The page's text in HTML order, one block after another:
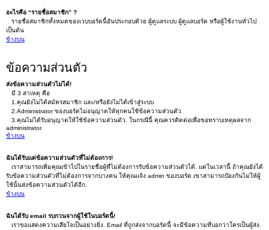
อะไรคือ “รายชื่อสมาชิก” ?
รายชื่อสมาชิกทั้งหมดของเวบบอร์ดนี้อันประกอบด้วย ผู้ดูแลระบบ ผู้ดูแลบอร์ด หรือผู้ใช้งานทั่วไป
เป็นต้น
ข้างบน
ข้อความส่วนตัว
ส่งข้อความส่วนตัวไม่ได้!
มี 3 สาเหตุ คือ
1.คุณยังไม่ได้สมัครสมาชิก และ/หรือยังไม่ได้เข้าสู่ระบบ
2.Administrator ของบอร์ดไม่อนุญาตให้ทุกคนใช้ข้อความส่วนตัว
3.คุณไม่ได้รับอนุญาตให้ใช้ข้อความส่วนตัว. ในกรณีนี้ คุณควรติดต่อเพื่อขอทราบเหตุผลจาก
administrator.
ข้างบน
ฉันได้รับแต่ข้อความส่วนตัวที่ไม่ต้องการ!
เราสามารถเพิ่มคุณเข้าไปในรายชื่อผู้ที่ไม่ต้องการรับข้อความส่วนตัวได้. แต่ในเวลานี้ ถ้าคุณยังได้
รับข้อความส่วนตัวที่ไม่ต้องการจากบางคน ให้คุณแจ้ง admin ของบอร์ด เขาสามารถป้องกันไม่ให้ผู้
ใช้นั้นส่งข้อความส่วนตัวได้อีก.
ข้างบน
ฉันได้รับ email รบกวนจากผู้ใช้ในบอร์ดนี้!
เราขอแสดงความเสียใจเป็นอย่างยิ่ง. Email ที่ถูกส่งจากบอร์ดนี้ จะมีข้อความที่บอกว่าใครเป็นผู้ส่ง.